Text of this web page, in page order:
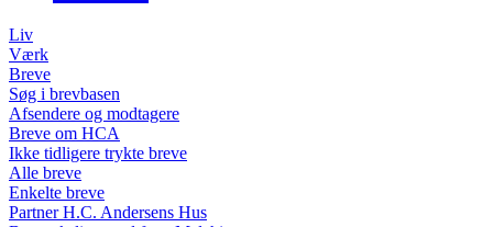
Liv
Værk
Breve
Søg i brevbasen
Afsendere og modtagere
Breve om HCA
Ikke tidligere trykte breve
Alle breve
Enkelte breve
Partner H.C. Andersens Hus